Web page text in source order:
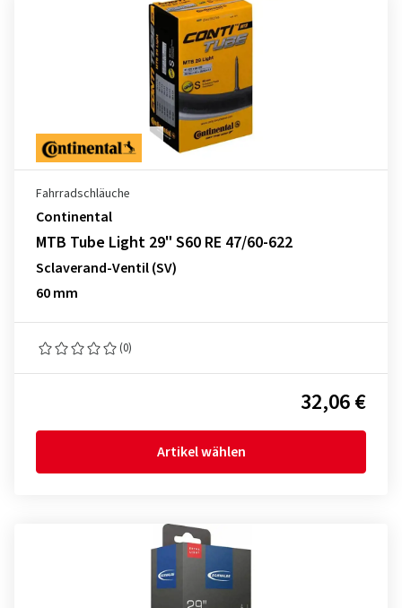
Fahrradschläuche
Continental
MTB Tube Light 29" S60 RE 47/60-622
Sclaverand-Ventil (SV)
60 mm
(0)
32,06 €
Artikel wählen